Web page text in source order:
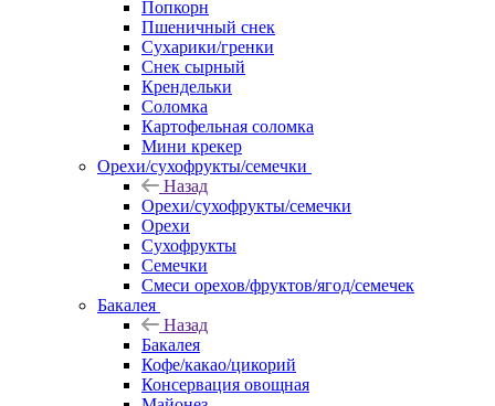
Попкорн
Пшеничный снек
Сухарики/гренки
Снек сырный
Крендельки
Соломка
Картофельная соломка
Мини крекер
Орехи/сухофрукты/семечки
Назад
Орехи/сухофрукты/семечки
Орехи
Сухофрукты
Семечки
Смеси орехов/фруктов/ягод/семечек
Бакалея
Назад
Бакалея
Кофе/какао/цикорий
Консервация овощная